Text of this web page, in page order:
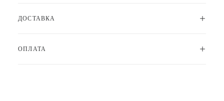
ДОСТАВКА
ОПЛАТА